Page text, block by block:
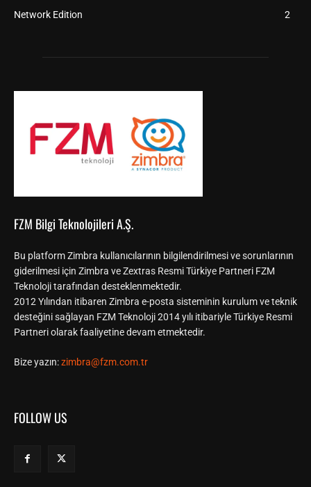
Network Edition
2
FZM Bilgi Teknolojileri A.Ş.
Bu platform Zimbra kullanıcılarının bilgilendirilmesi ve sorunlarının
giderilmesi için Zimbra ve Zextras Resmi Türkiye Partneri FZM
Teknoloji tarafından desteklenmektedir.
2012 Yılından itibaren Zimbra e-posta sisteminin kurulum ve teknik
desteğini sağlayan FZM Teknoloji 2014 yılı itibariyle Türkiye Resmi
Partneri olarak faaliyetine devam etmektedir.
Bize yazın:zimbra@fzm.com.tr
FOLLOW US